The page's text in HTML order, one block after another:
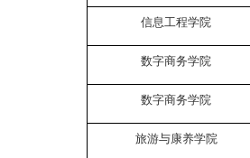
信息工程学院
数字商务学院
数字商务学院
旅游与康养学院